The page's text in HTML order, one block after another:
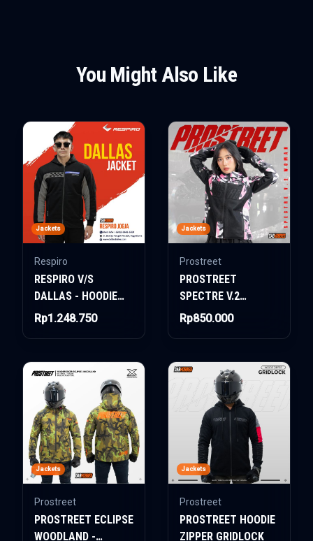
You Might Also Like
Jackets
Respiro
RESPIRO V/S
DALLAS - HOODIE
JACKET
Rp1.248.750
Jackets
Prostreet
PROSTREET
SPECTRE V.2
WOMAN AIR-TECH
Rp850.000
Jackets
Prostreet
PROSTREET ECLIPSE
WOODLAND -
Jackets
Prostreet
PROSTREET HOODIE
ZIPPER GRIDLOCK